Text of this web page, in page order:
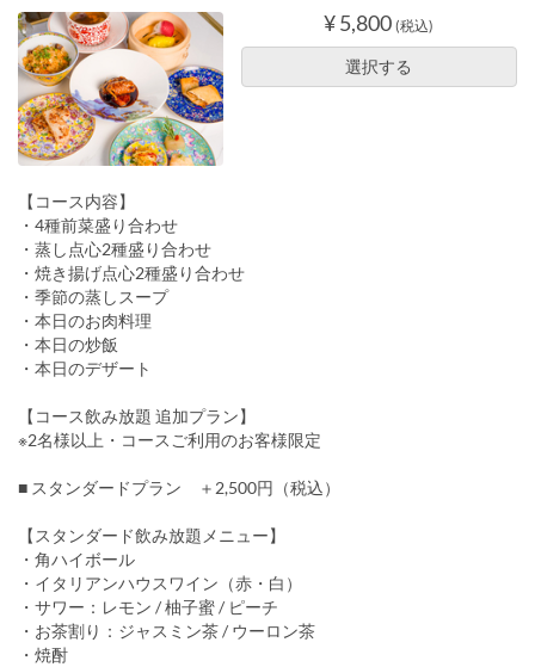
¥ 5,800 (税込)
選択する
【コース内容】
・4種前菜盛り合わせ
・蒸し点心2種盛り合わせ
・焼き揚げ点心2種盛り合わせ
・季節の蒸しスープ
・本日のお肉料理
・本日の炒飯
・本日のデザート
【コース飲み放題 追加プラン】
※2名様以上・コースご利用のお客様限定
■ スタンダードプラン ＋2,500円（税込）
【スタンダード飲み放題メニュー】
・角ハイボール
・イタリアンハウスワイン（赤・白）
・サワー：レモン / 柚子蜜 / ピーチ
・お茶割り：ジャスミン茶 / ウーロン茶
・焼酎